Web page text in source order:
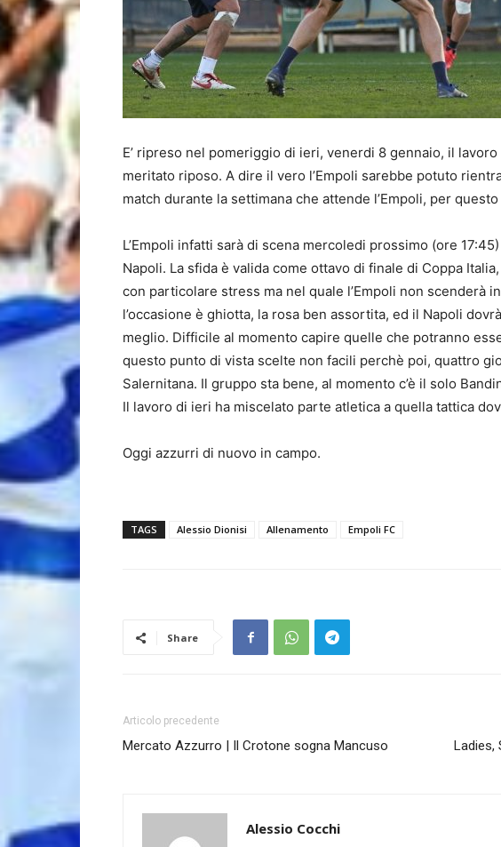
E’ ripreso nel pomeriggio di ieri, venerdi 8 gennaio, il
meritato riposo. A dire il vero l’Empoli sarebbe potuto
match durante la settimana che attende l’Empoli, per
L’Empoli infatti sarà di scena mercoledi prossimo (ore
Napoli. La sfida è valida come ottavo di finale di Coppa
con particolare stress ma nel quale l’Empoli non scenderà
l’occasione è ghiotta, la rosa ben assortita, ed il Napoli
meglio. Difficile al momento capire quelle che potranno
questo punto di vista scelte non facili perchè poi, quattro
Salernitana. Il gruppo sta bene, al momento c’è il solo
Il lavoro di ieri ha miscelato parte atletica a quella tattica
Oggi azzurri di nuovo in campo.
TAGS Alessio Dionisi Allenamento Empoli FC
Share
Articolo precedente
Mercato Azzurro | Il Crotone sogna Mancuso Ladies,
Alessio Cocchi